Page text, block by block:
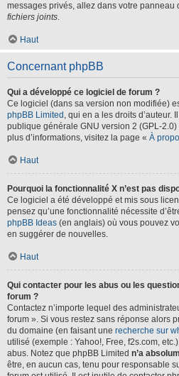
messages privés, allez dans votre panneau
fichiers joints.
Haut
Concernant phpBB
Qui a développé ce logiciel de forum ?
Ce logiciel (dans sa version non modifiée)
phpBB Limited , qui en a les droits d’auteur.
publique générale GNU version 2 (GPL-
plus d’informations, visitez la page « À
Haut
Pourquoi la fonctionnalité X n’est pas
Ce logiciel a été développé et mis sous
pensez qu’une fonctionnalité nécessite
phpBB Ideas (en anglais) où vous pouvez
en suggérer de nouvelles.
Haut
Qui contacter pour les abus ou les
forum ?
Contactez n’importe lequel des
forum ». Si vous restez sans réponse alors
du domaine (en faisant une recherche sur
utilisé (exemple : Yahoo!, Free, f2s.com,
abus. Notez que phpBB Limited n’a
être, en aucun cas, tenu pour responsable